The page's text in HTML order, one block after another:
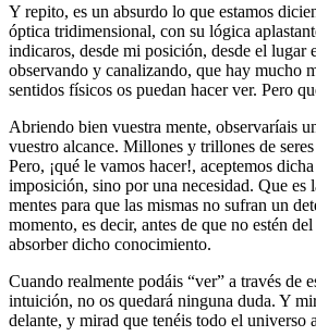
Y repito, es un absurdo lo que estamos
óptica tridimensional, con su lógica
indicaros, desde mi posición, desde el lugar
observando y canalizando, que hay mucho
sentidos físicos os puedan hacer ver. Pero
Abriendo bien vuestra mente, observaríais
vuestro alcance. Millones y trillones de
Pero, ¡qué le vamos hacer!, aceptemos
imposición, sino por una necesidad. Que es
mentes para que las mismas no sufran un
momento, es decir, antes de que no estén
absorber dicho conocimiento.
Cuando realmente podáis “ver” a través de
intuición, no os quedará ninguna duda. Y
delante, y mirad que tenéis todo el universo